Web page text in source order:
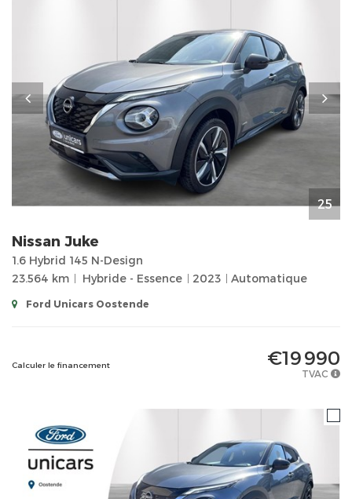
25
Nissan Juke
1.6 Hybrid 145 N-Design
23.564 km
Hybride - Essence 2023 Automatique
Ford Unicars Oostende
Calculer le financement €19 990
TVAC